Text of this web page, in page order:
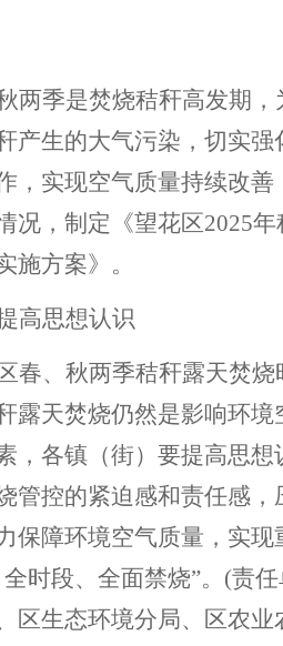
两季是焚烧秸秆高发期，
产生的大气污染，切实强
，实现空气质量持续改善
况，制定《望花区2025年
施方案》。
高思想认识
春、秋两季秸秆露天焚烧
露天焚烧仍然是影响环境
，各镇（街）要提高思想
管控的紧迫感和责任感，
保障环境空气质量，实现
全时段、全面禁烧”。(责
区生态环境分局、区农业